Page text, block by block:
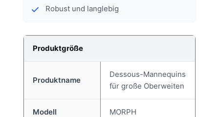
Robust und langlebig
Produktgröße
Produktname
Dessous-Mannequins
für große Oberweiten
Modell MORPH